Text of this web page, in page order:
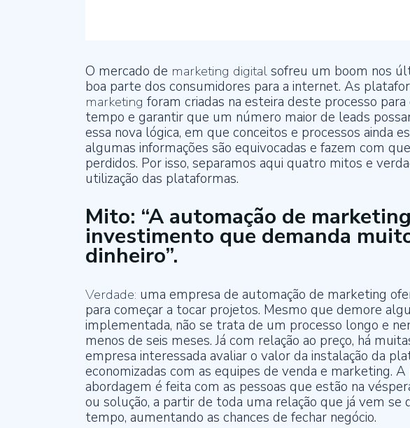
O mercado de marketing digitalsofreu um boom nos
boa parte dos consumidores para a internet. As
marketing foram criadas na esteira deste processo
tempo e garantir que um número maior de leads
essa nova lógica, em que conceitos e processos ainda
algumas informações são equivocadas e fazem com
perdidos. Por isso, separamos aqui quatro mitos e
utilização das plataformas.
Mito: “A automação de
investimento que demanda
dinheiro”.
Verdade: uma empresa de automação de marketing
para começar a tocar projetos. Mesmo que demore
implementada, não se trata de um processo longo e
menos de seis meses. Já com relação ao preço, há
empresa interessada avaliar o valor da instalação da
economizadas com as equipes de venda e marketing.
abordagem é feita com as pessoas que estão na
ou solução, a partir de toda uma relação que já vem
tempo, aumentando as chances de fechar negócio.